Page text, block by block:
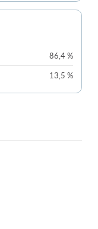
86,4 %
13,5 %